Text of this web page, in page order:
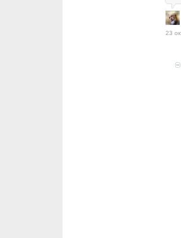
23